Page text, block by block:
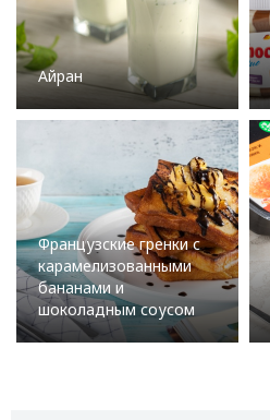
Айран
Французские гренки с
карамелизованными
бананами и
шоколадным соусом